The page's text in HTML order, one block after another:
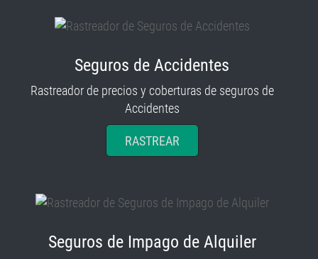
Seguros de Accidentes
Rastreador de precios y coberturas de seguros de
Accidentes
RASTREAR
Seguros de Impago de Alquiler